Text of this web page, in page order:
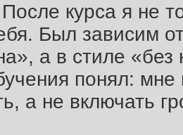
курса я не
Был зависим
а в стиле
понял:
а не включать